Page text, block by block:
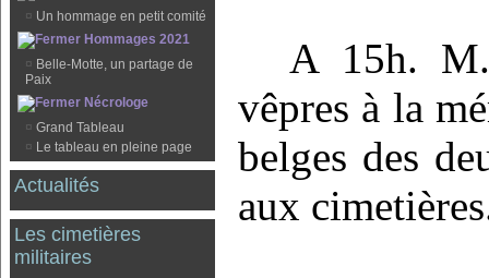
¤ Un hommage en petit comité
Hommages 2021
¤ Belle-Motte, un partage de
Paix
Nécrologe
¤ Grand Tableau
¤ Le tableau en pleine page
Actualités
Les cimetières
militaires
A 15h. M.
vêpres à la
belges des
aux